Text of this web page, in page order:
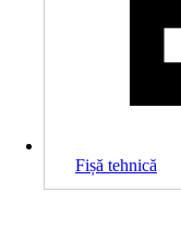
Fișă tehnică